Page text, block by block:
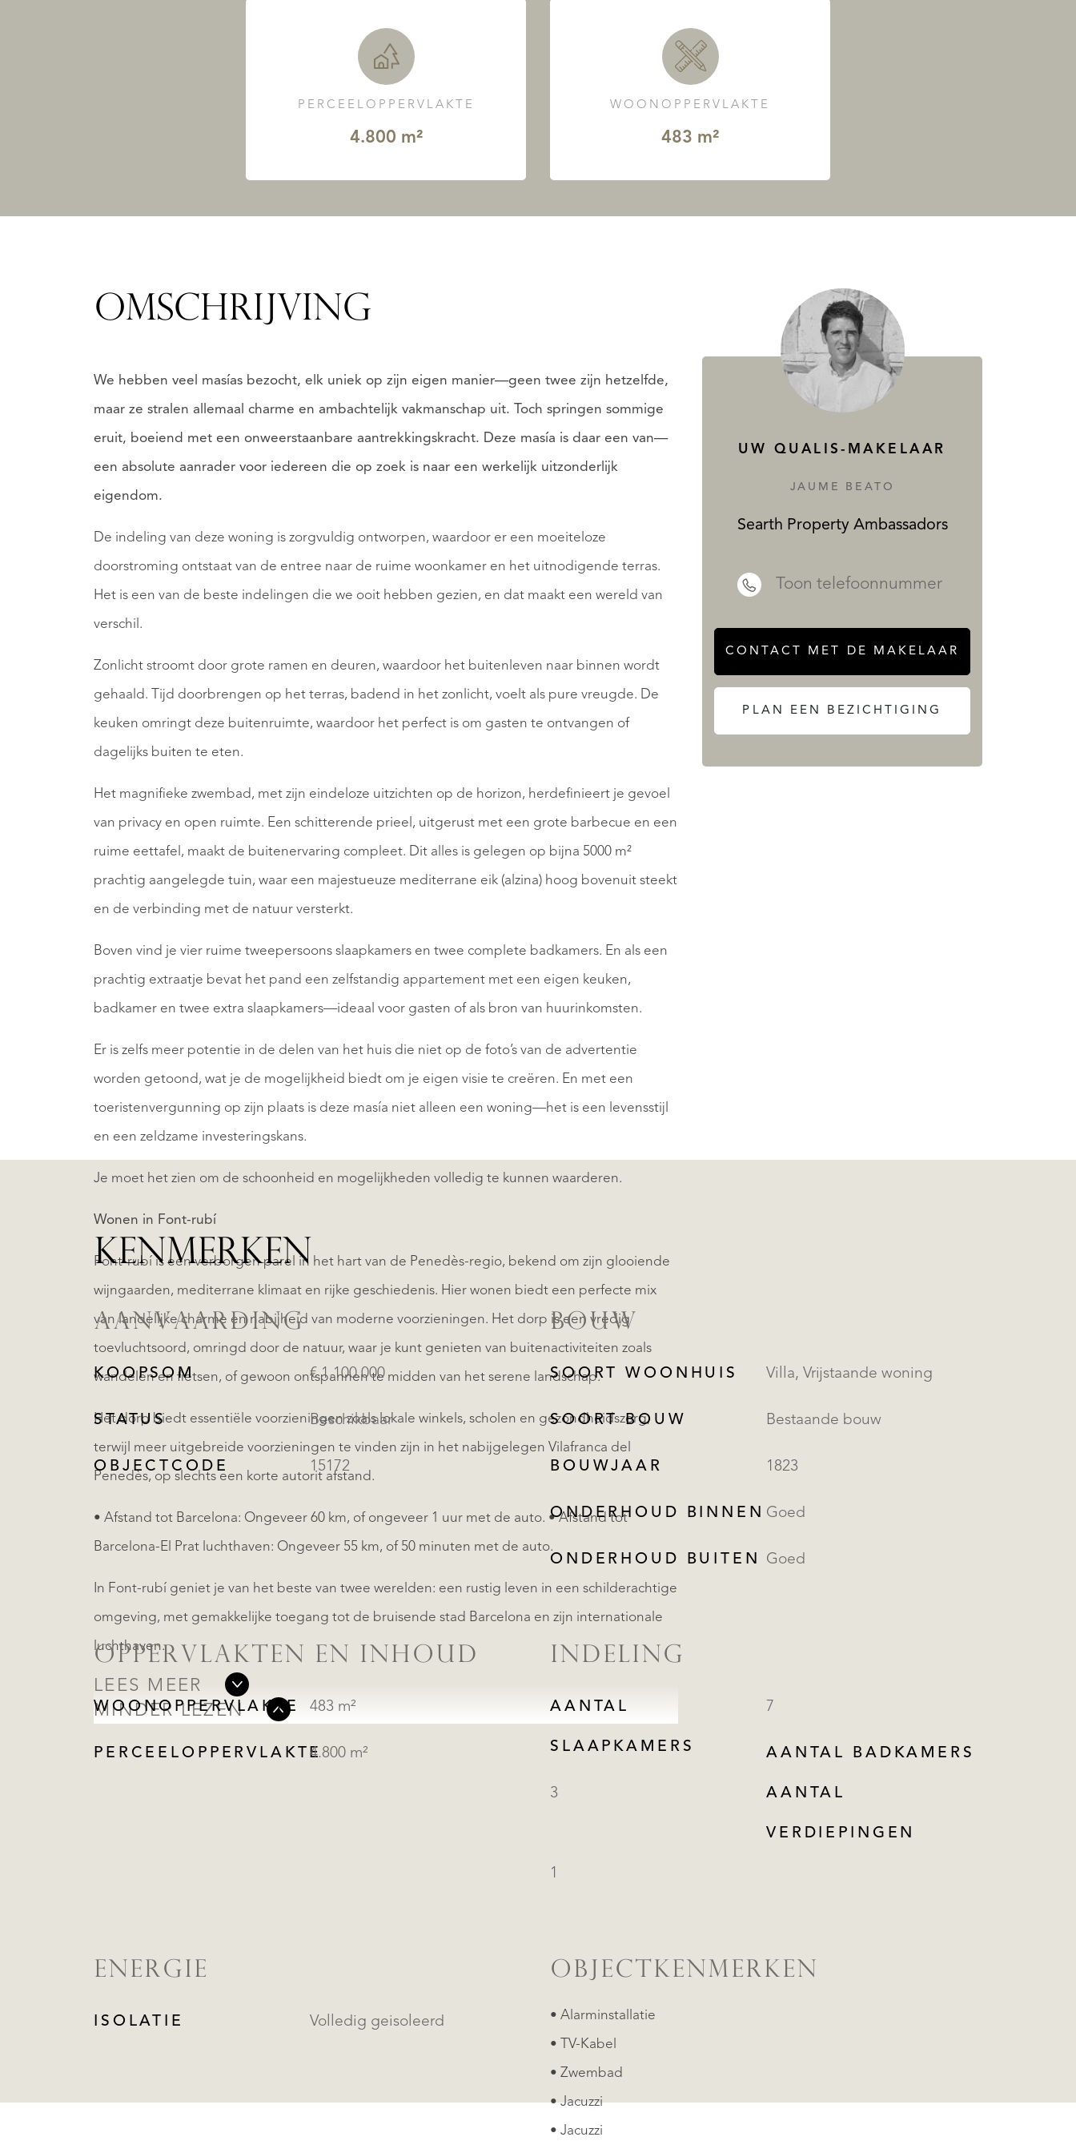
PERCEELOPPERVLAKTE
4.800 m²
WOONOPPERVLAKTE
483 m²
OMSCHRIJVING
We hebben veel masías bezocht, elk uniek op zijn eigen manier—geen twee zijn hetzelfde,
maar ze stralen allemaal charme en ambachtelijk vakmanschap uit. Toch springen sommige
eruit, boeiend met een onweerstaanbare aantrekkingskracht. Deze masía is daar een van—
een absolute aanrader voor iedereen die op zoek is naar een werkelijk uitzonderlijk
eigendom.
De indeling van deze woning is zorgvuldig ontworpen, waardoor er een moeiteloze
doorstroming ontstaat van de entree naar de ruime woonkamer en het uitnodigende terras.
Het is een van de beste indelingen die we ooit hebben gezien, en dat maakt een wereld van
verschil.
Zonlicht stroomt door grote ramen en deuren, waardoor het buitenleven naar binnen wordt
gehaald. Tijd doorbrengen op het terras, badend in het zonlicht, voelt als pure vreugde. De
keuken omringt deze buitenruimte, waardoor het perfect is om gasten te ontvangen of
dagelijks buiten te eten.
Het magnifieke zwembad, met zijn eindeloze uitzichten op de horizon, herdefinieert je gevoel
van privacy en open ruimte. Een schitterende prieel, uitgerust met een grote barbecue en een
ruime eettafel, maakt de buitenervaring compleet. Dit alles is gelegen op bijna 5000 m²
prachtig aangelegde tuin, waar een majestueuze mediterrane eik (alzina) hoog bovenuit steekt
en de verbinding met de natuur versterkt.
Boven vind je vier ruime tweepersoons slaapkamers en twee complete badkamers. En als een
prachtig extraatje bevat het pand een zelfstandig appartement met een eigen keuken,
badkamer en twee extra slaapkamers—ideaal voor gasten of als bron van huurinkomsten.
Er is zelfs meer potentie in de delen van het huis die niet op de foto’s van de advertentie
worden getoond, wat je de mogelijkheid biedt om je eigen visie te creëren. En met een
toeristenvergunning op zijn plaats is deze masía niet alleen een woning—het is een levensstijl
en een zeldzame investeringskans.
Je moet het zien om de schoonheid en mogelijkheden volledig te kunnen waarderen.
Wonen in Font-rubí
Font-rubí is een verborgen parel in het hart van de Penedès-regio, bekend om zijn glooiende
wijngaarden, mediterrane klimaat en rijke geschiedenis. Hier wonen biedt een perfecte mix
van landelijke charme en nabijheid van moderne voorzieningen. Het dorp is een vredig
toevluchtsoord, omringd door de natuur, waar je kunt genieten van buitenactiviteiten zoals
wandelen en fietsen, of gewoon ontspannen te midden van het serene landschap.
Het dorp biedt essentiële voorzieningen zoals lokale winkels, scholen en gezondheidszorg,
terwijl meer uitgebreide voorzieningen te vinden zijn in het nabijgelegen Vilafranca del
Penedès, op slechts een korte autorit afstand.
• Afstand tot Barcelona: Ongeveer 60 km, of ongeveer 1 uur met de auto. • Afstand tot
Barcelona-El Prat luchthaven: Ongeveer 55 km, of 50 minuten met de auto.
In Font-rubí geniet je van het beste van twee werelden: een rustig leven in een schilderachtige
omgeving, met gemakkelijke toegang tot de bruisende stad Barcelona en zijn internationale
luchthaven.
LEES MEER
MINDER LEZEN
UW QUALIS-MAKELAAR
JAUME BEATO
Searth Property Ambassadors
Toon telefoonnummer
CONTACT MET DE MAKELAAR
PLAN EEN BEZICHTIGING
KENMERKEN
AANVAARDING
KOOPSOM € 1.100.000
STATUS Beschikbaar
OBJECTCODE 15172
BOUW
SOORT WOONHUIS Villa, Vrijstaande woning
SOORT BOUW Bestaande bouw
BOUWJAAR 1823
ONDERHOUD BINNEN Goed
ONDERHOUD BUITEN Goed
OPPERVLAKTEN EN INHOUD
WOONOPPERVLAKTE 483 m²
PERCEELOPPERVLAKTE4.800 m²
INDELING
AANTAL
SLAAPKAMERS
7
AANTAL BADKAMERS
3 AANTAL
VERDIEPINGEN
1
ENERGIE
ISOLATIE Volledig geisoleerd
OBJECTKENMERKEN
• Alarminstallatie
• TV-Kabel
• Zwembad
• Jacuzzi
• Jacuzzi
AANBOD
QUALIS INTERNATIONAL REALTY